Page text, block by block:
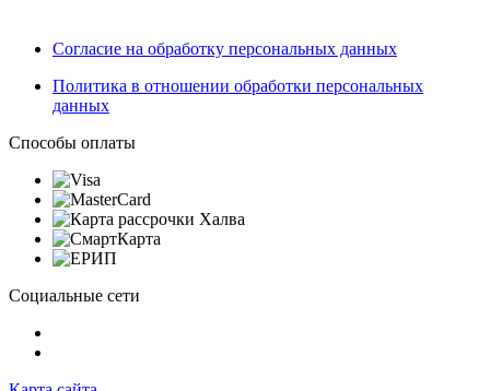
Согласие на обработку персональных данных
Политика в отношении обработки персональных
данных
Способы оплаты
Социальные сети